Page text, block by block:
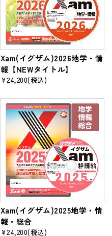
Xam(イグザム)2026地学・情
報【NEWタイトル】
¥24,200(税込)
Xam(イグザム)2025地学・情
報・総合
¥24,200(税込)